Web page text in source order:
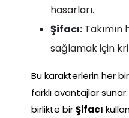
hasarları.
Şifacı: Takımın
sağlamak için
Bu karakterlerin her
farklı avantajlar
birlikte birŞifacı